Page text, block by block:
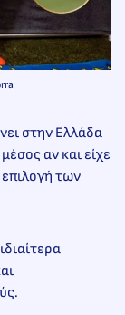
στην Ελλάδα
αν και είχε
των